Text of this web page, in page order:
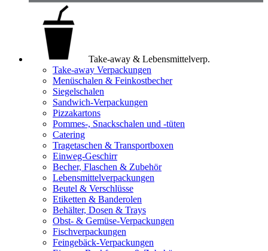
Take-away & Lebensmittelverp.
Take-away Verpackungen
Menüschalen & Feinkostbecher
Siegelschalen
Sandwich-Verpackungen
Pizzakartons
Pommes-, Snackschalen und -tüten
Catering
Tragetaschen & Transportboxen
Einweg-Geschirr
Becher, Flaschen & Zubehör
Lebensmittelverpackungen
Beutel & Verschlüsse
Etiketten & Banderolen
Behälter, Dosen & Trays
Obst- & Gemüse-Verpackungen
Fischverpackungen
Feingebäck-Verpackungen